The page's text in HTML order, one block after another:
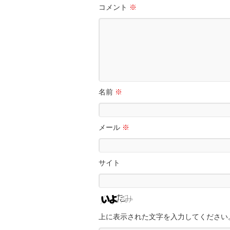
コメント ※
名前 ※
メール ※
サイト
上に表示された文字を入力してください